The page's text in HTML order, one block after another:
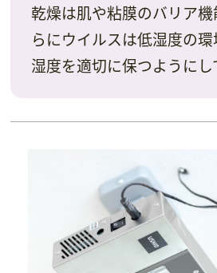
乾燥は肌や粘膜のバリア
らにウイルスは低湿度の環
湿度を適切に保つようにし